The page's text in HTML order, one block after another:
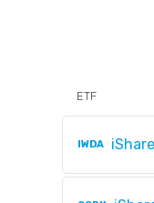
ETF
IWDA